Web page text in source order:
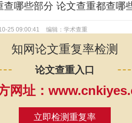
查哪些部分 论文查重都查哪
25 09:00:41 编辑：学术查重
知网论文重复率检测
论文查重入口
网址：
立即检测重复率